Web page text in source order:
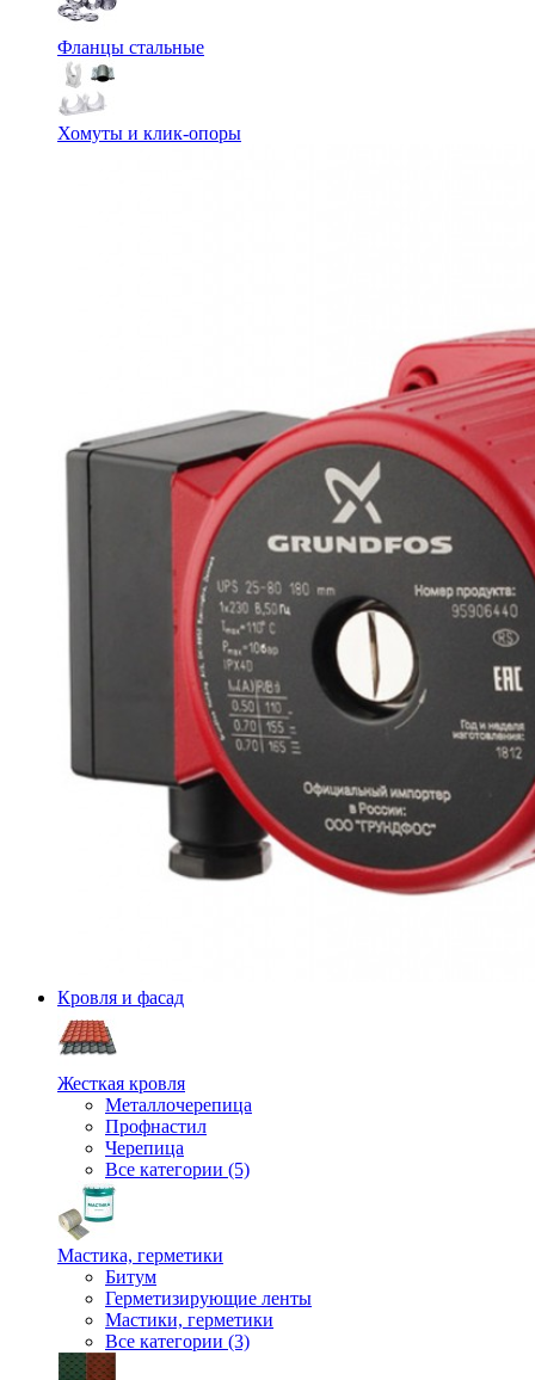
Фланцы стальные
Хомуты и клик-опоры
Кровля и фасад
Жесткая кровля
Металлочерепица
Профнастил
Черепица
Все категории (5)
Мастика, герметики
Битум
Герметизирующие ленты
Мастики, герметики
Все категории (3)